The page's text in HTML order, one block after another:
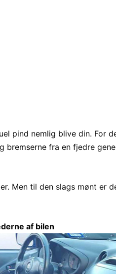
pind nemlig blive din. For
bremserne fra en fjedre
Men til den slags mønt er
af bilen